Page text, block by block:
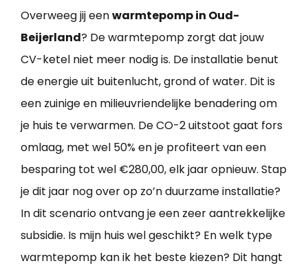
Overweeg jij eenwarmtepomp in Oud-
Beijerland? De warmtepomp zorgt dat jouw
CV-ketel niet meer nodig is. De installatie benut
de energie uit buitenlucht, grond of water. Dit is
een zuinige en milieuvriendelijke benadering om
je huis te verwarmen. De CO-2 uitstoot gaat fors
omlaag, met wel 50% en je profiteert van een
besparing tot wel €280,00, elk jaar opnieuw. Stap
je dit jaar nog over op zo’n duurzame installatie?
In dit scenario ontvang je een zeer aantrekkelijke
subsidie. Is mijn huis wel geschikt? En welk type
warmtepomp kan ik het beste kiezen? Dit hangt